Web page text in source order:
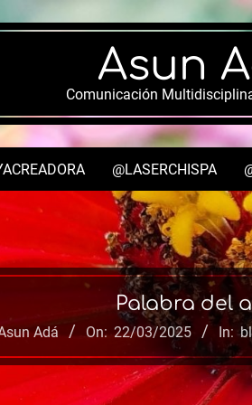
Asun
Comunicación
Menu
@LASERCHISPA
Palabra del
Adá On: 22/03/2025 In: